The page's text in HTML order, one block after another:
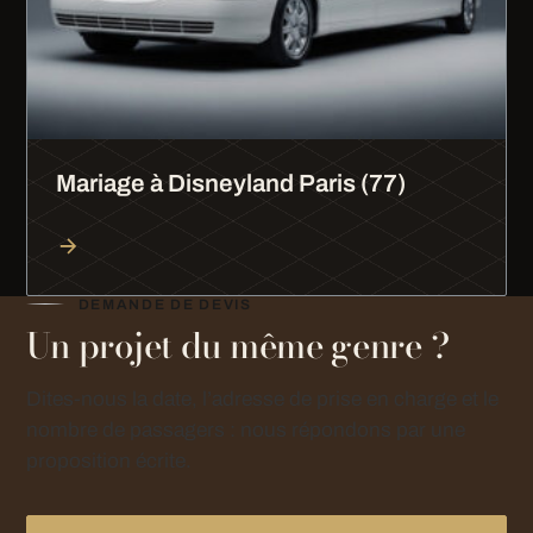
Mariage à Disneyland Paris (77)
DEMANDE DE DEVIS
Un projet du même genre ?